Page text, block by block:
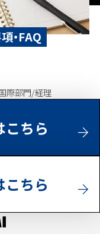
・FAQ
際部門/経理
ちら
ちら